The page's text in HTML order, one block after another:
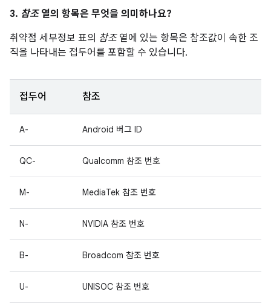
3. 참조열의 항목은 무엇을 의미하나요?
취약점 세부정보 표의 참조열에 있는 항목은 참조값이 속한 조
직을 나타내는 접두어를 포함할 수 있습니다.
접두어 참조
A- Android 버그 ID
QC- Qualcomm 참조 번호
M- MediaTek 참조 번호
N- NVIDIA 참조 번호
B- Broadcom 참조 번호
U- UNISOC 참조 번호